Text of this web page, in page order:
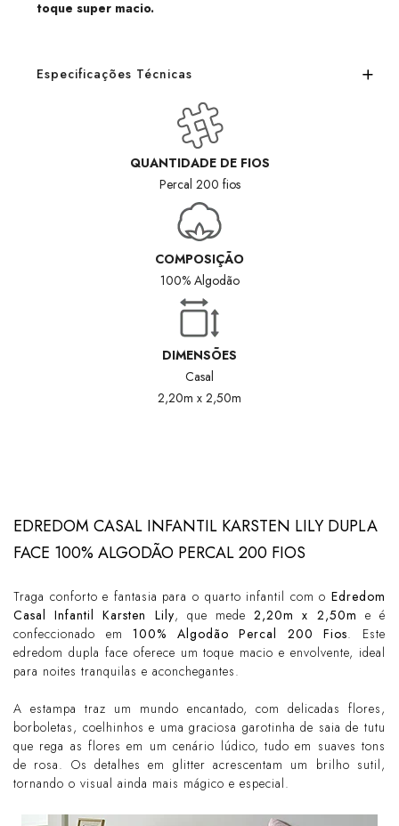
toque super macio.
Especificações Técnicas
QUANTIDADE DE FIOS
Percal 200 fios
COMPOSIÇÃO
100% Algodão
DIMENSÕES
Casal
2,20m x 2,50m
EDREDOM CASAL INFANTIL KARSTEN LILY DUPLA
FACE 100% ALGODÃO PERCAL 200 FIOS
Traga conforto e fantasia para o quarto infantil com o Edredom
Casal Infantil Karsten Lily, que mede2,20m x 2,50m e é
confeccionado em 100% Algodão Percal 200 Fios. Este
edredom dupla face oferece um toque macio e envolvente, ideal
para noites tranquilas e aconchegantes.
A estampa traz um mundo encantado, com delicadas flores,
borboletas, coelhinhos e uma graciosa garotinha de saia de tutu
que rega as flores em um cenário lúdico, tudo em suaves tons
de rosa. Os detalhes em glitter acrescentam um brilho sutil,
tornando o visual ainda mais mágico e especial.